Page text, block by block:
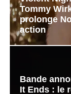
Tommy
prolonge
action
Bande
It Ends : le